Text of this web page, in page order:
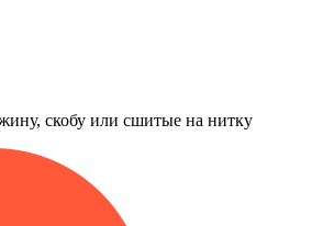
скобу или сшитые на нитку